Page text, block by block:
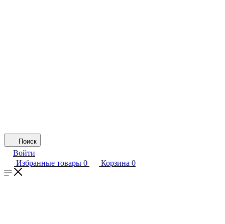
Поиск
Войти
Избранные товары 0 Корзина 0